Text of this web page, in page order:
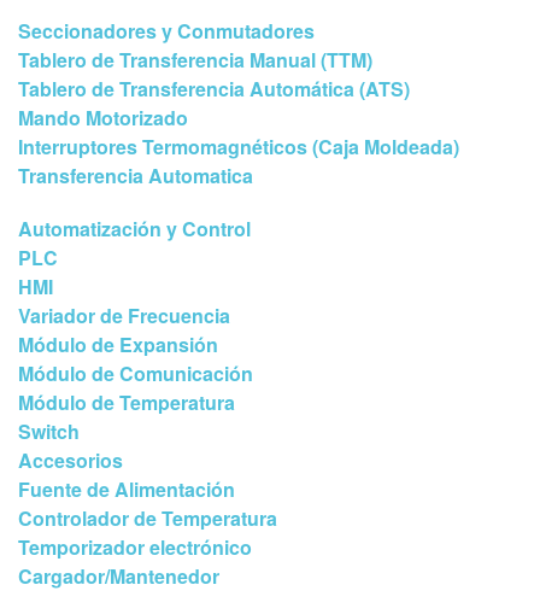
Seccionadores y Conmutadores
Tablero de Transferencia Manual (TTM)
Tablero de Transferencia Automática (ATS)
Mando Motorizado
Interruptores Termomagnéticos (Caja Moldeada)
Transferencia Automatica
Automatización y Control
PLC
HMI
Variador de Frecuencia
Módulo de Expansión
Módulo de Comunicación
Módulo de Temperatura
Switch
Accesorios
Fuente de Alimentación
Controlador de Temperatura
Temporizador electrónico
Cargador/Mantenedor